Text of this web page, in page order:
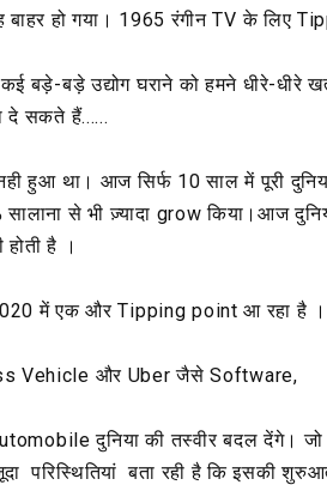
बाहर हो गया। 1965 रंगीन TV के लिए
बड़े-बड़े उद्योग घराने को हमने धीरे-धीरे
दे सकते हैं......
हुआ था। आज सिर्फ 10 साल में पूरी
से भी ज़्यादा grow किया।आज
है ।
में एक और Tipping point आ रहा है ।
Vehicle और Uber जैसे Software,
दुनिया की तस्वीर बदल देंगे। जो
परिस्थितियां बता रही है कि इसकी